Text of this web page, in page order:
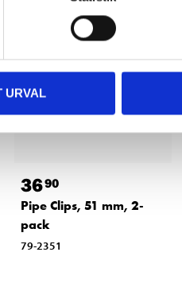
URVAL
3690
Pipe Clips, 51 mm, 2-
pack
79-2351